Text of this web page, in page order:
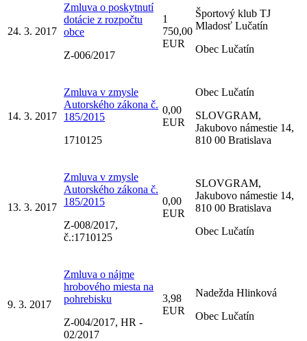
24. 3. 2017
Zmluva o poskytnutí
dotácie z rozpočtu
obce
Z-006/2017
1
750,00
EUR
Športový klub TJ
Mladosť Lučatín
Obec Lučatín
14. 3. 2017
Zmluva v zmysle
Autorského zákona č.
185/2015
1710125
0,00
EUR
Obec Lučatín
SLOVGRAM,
Jakubovo námestie 14,
810 00 Bratislava
13. 3. 2017
Zmluva v zmysle
Autorského zákona č.
185/2015
Z-008/2017,
č.:1710125
0,00
EUR
SLOVGRAM,
Jakubovo námestie 14,
810 00 Bratislava
Obec Lučatín
9. 3. 2017
Zmluva o nájme
hrobového miesta na
pohrebisku
Z-004/2017, HR -
02/2017
3,98
EUR
Nadežda Hlinková
Obec Lučatín